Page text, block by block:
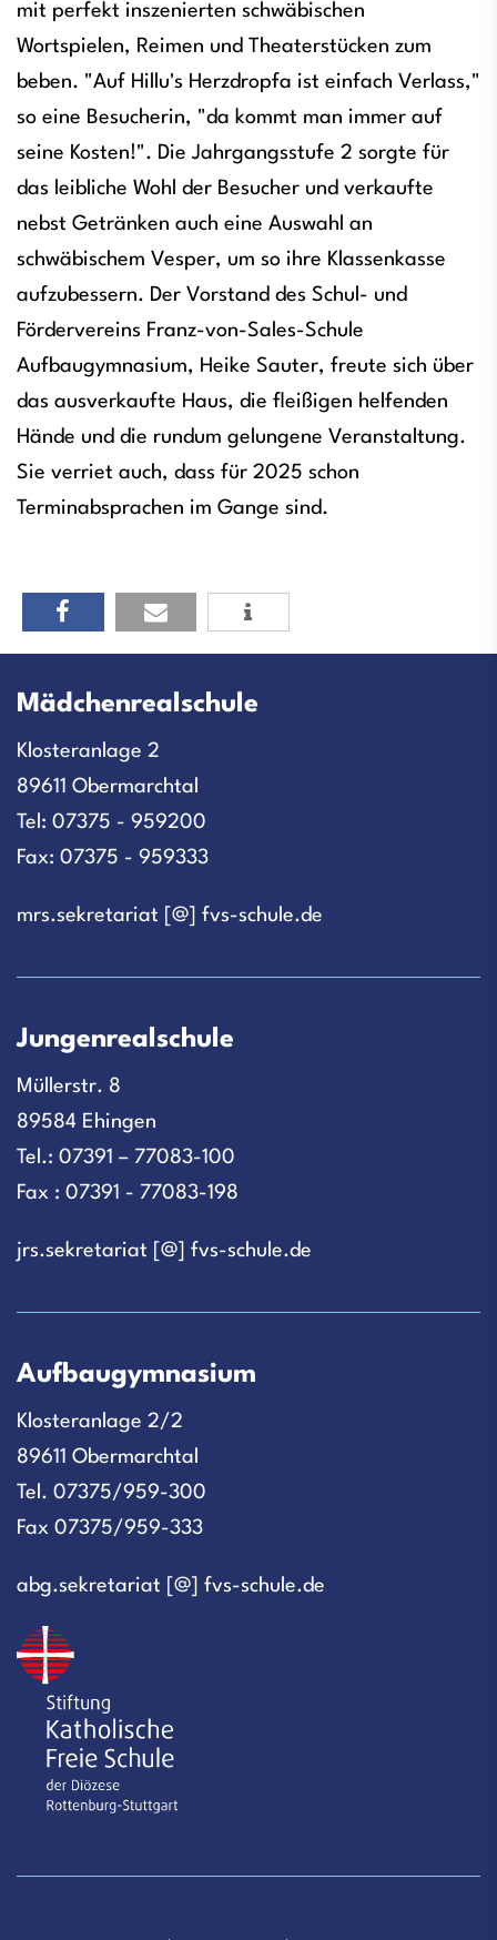
mit perfekt inszenierten schwäbischen
Wortspielen, Reimen und Theaterstücken zum
beben. "Auf Hillu's Herzdropfa ist einfach Verlass,"
so eine Besucherin, "da kommt man immer auf
seine Kosten!". Die Jahrgangsstufe 2 sorgte für
das leibliche Wohl der Besucher und verkaufte
nebst Getränken auch eine Auswahl an
schwäbischem Vesper, um so ihre Klassenkasse
aufzubessern. Der Vorstand des Schul- und
Fördervereins Franz-von-Sales-Schule
Aufbaugymnasium, Heike Sauter, freute sich über
das ausverkaufte Haus, die fleißigen helfenden
Hände und die rundum gelungene Veranstaltung.
Sie verriet auch, dass für 2025 schon
Terminabsprachen im Gange sind.
Mädchenrealschule
Klosteranlage 2
89611 Obermarchtal
Tel: 07375 - 959200
Fax: 07375 - 959333
mrs.sekretariat [@] fvs-schule.de
Jungenrealschule
Müllerstr. 8
89584 Ehingen
Tel.: 07391 – 77083-100
Fax : 07391 - 77083-198
jrs.sekretariat [@] fvs-schule.de
Aufbaugymnasium
Klosteranlage 2/2
89611 Obermarchtal
Tel. 07375/959-300
Fax 07375/959-333
abg.sekretariat [@] fvs-schule.de